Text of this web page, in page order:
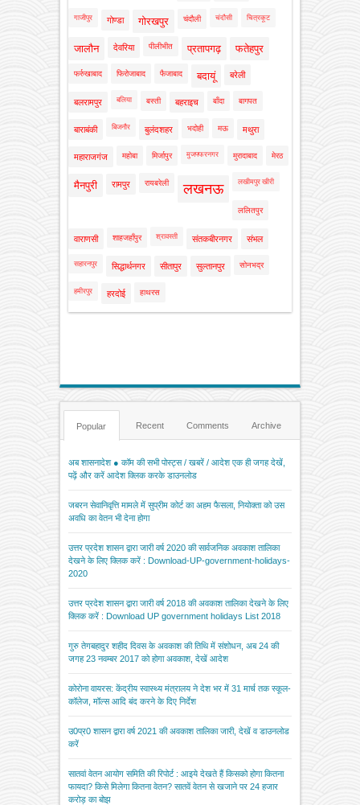
गाजीपुर गोण्डा गोरखपुर चंदौली चंदौसी चित्रकूट
जालौन देवरिया पीलीभीत प्रतापगढ़ फतेहपुर
फर्रुखाबाद फिरोजाबाद फैजाबाद बदायूं बरेली
बलरामपुर बलिया बस्ती बहराइच बाँदा बागपत
बाराबंकी बिजनौर बुलंदशहर भदोही मऊ मथुरा
महाराजगंज महोबा मिर्जापुर मुजफ्फरनगर मुरादाबाद मेरठ
मैनपुरी रामपुर रायबरेली लखनऊ लखीमपुर खीरी
ललितपुर
वाराणसी शाहजहाँपुर श्रावस्ती संतकबीरनगर संभल
सहारनपुर सिद्धार्थनगर सीतापुर सुल्तानपुर सोनभद्र
हमीरपुर हरदोई हाथरस
Popular Recent Comments Archive
अब शासनादेश ● कॉम की सभी पोस्ट्स / खबरें / आदेश एक ही जगह देखें,
पढ़ें और करें आदेश क्लिक करके डाउनलोड
जबरन सेवानिवृत्ति मामले में सुप्रीम कोर्ट का अहम फैसला, नियोक्ता को उस
अवधि का वेतन भी देना होगा
उत्तर प्रदेश शासन द्वारा जारी वर्ष 2020 की सार्वजनिक अवकाश तालिका
देखने के लिए क्लिक करें : Download-UP-government-holidays-
2020
उत्तर प्रदेश शासन द्वारा जारी वर्ष 2018 की अवकाश तालिका देखने के लिए
क्लिक करें : Download UP government holidays List 2018
गुरु तेगबहादुर शहीद दिवस के अवकाश की तिथि में संशोधन, अब 24 की
जगह 23 नवम्बर 2017 को होगा अवकाश, देखें आदेश
कोरोना वायरस: केंद्रीय स्वास्थ्य मंत्रालय ने देश भर में 31 मार्च तक स्कूल-
कॉलेज, मॉल्स आदि बंद करने के दिए निर्देश
उ0प्र0 शासन द्वारा वर्ष 2021 की अवकाश तालिका जारी, देखें व डाउनलोड
करें
सातवां वेतन आयोग समिति की रिपोर्ट : आइये देखते हैं किसको होगा कितना
फायदा? किसे मिलेगा कितना वेतन? सातवें वेतन से खजाने पर 24 हजार
करोड़ का बोझ